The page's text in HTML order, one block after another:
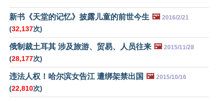
新书《天堂的记忆》披露儿童的前世今生 🖼️ 2016/2/21
(32,137次)
俄制裁土耳其 涉及旅游、贸易、人员往来 🖼️ 2015/11/28
(28,177次)
违法人权！哈尔滨女告江 遭绑架禁出国 🖼️ 2015/10/16
(22,810次)